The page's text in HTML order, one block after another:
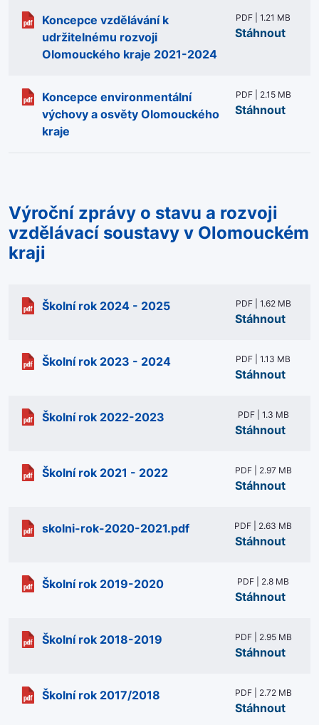
Koncepce vzdělávání k
udržitelnému rozvoji
Olomouckého kraje 2021-2024
PDF | 1.21 MB
Stáhnout
Koncepce environmentální
výchovy a osvěty Olomouckého
kraje
PDF | 2.15 MB
Stáhnout
Výroční zprávy o stavu a rozvoji
vzdělávací soustavy v Olomouckém
kraji
Školní rok 2024 - 2025 PDF | 1.62 MB
Stáhnout
Školní rok 2023 - 2024 PDF | 1.13 MB
Stáhnout
Školní rok 2022-2023 PDF | 1.3 MB
Stáhnout
Školní rok 2021 - 2022 PDF | 2.97 MB
Stáhnout
skolni-rok-2020-2021.pdf PDF | 2.63 MB
Stáhnout
Školní rok 2019-2020 PDF | 2.8 MB
Stáhnout
Školní rok 2018-2019 PDF | 2.95 MB
Stáhnout
Školní rok 2017/2018 PDF | 2.72 MB
Stáhnout